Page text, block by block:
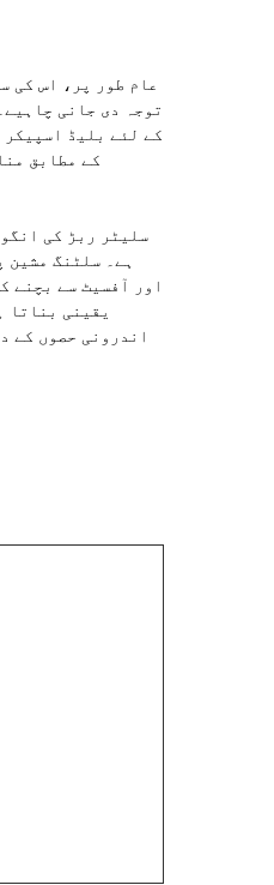
توجہ دی جانی
کے لئے بلیڈ
کے مطابق
سلیٹر ربڑ کی
ہے۔ سلٹنگ مشین
اور آفسیٹ سے بچنے
یقینی بناتا
اندرونی حصوں کے